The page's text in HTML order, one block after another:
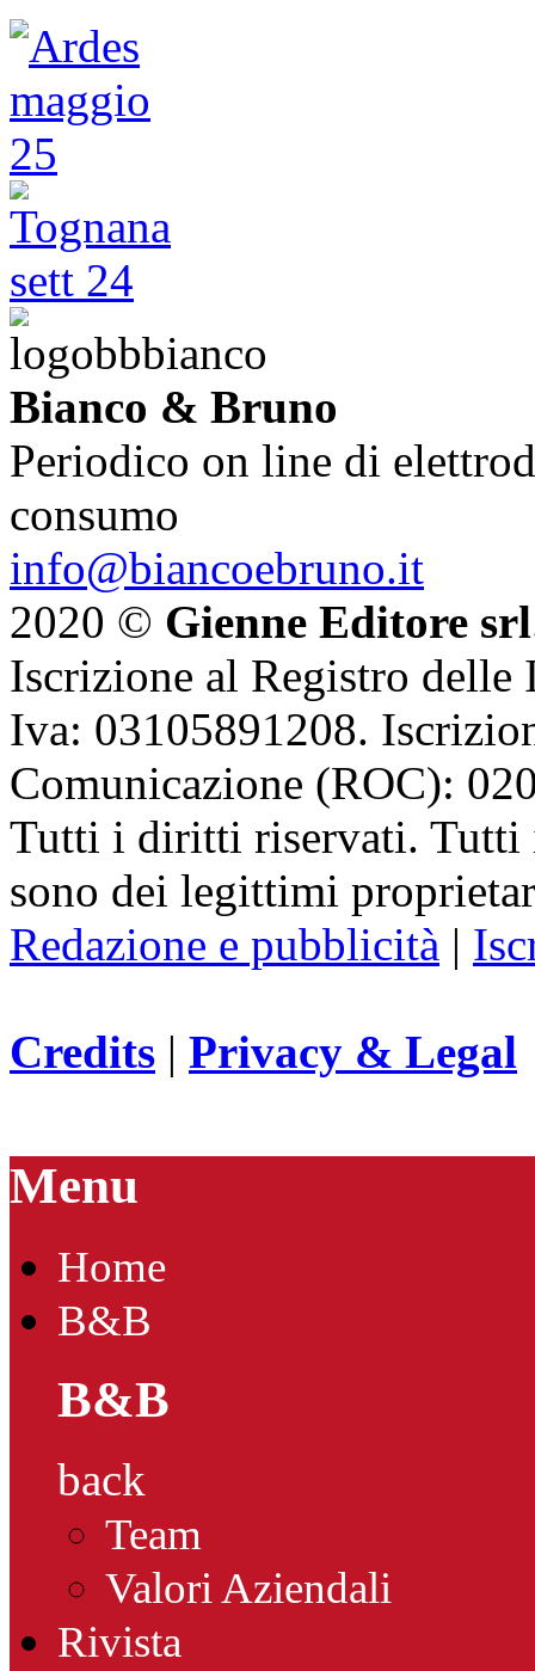
Bianco & Bruno
Periodico on line di
consumo
info@biancoebruno.it
2020 © Gienne Editore srl
Iscrizione al Registro delle
Iva: 03105891208.
Comunicazione (ROC):
Tutti i diritti riservati. Tutti
sono dei legittimi
Redazione e pubblicità |
Credits | Privacy & Legal
Menu
Home
B&B
B&B
back
Team
Valori Aziendali
Rivista